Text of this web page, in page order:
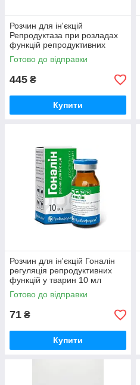
Розчин для ін'єкцій
Репродуктаза при розладах
функцій репродуктивних
органів 100 мл Бровафарма
Готово до відправки
445 ₴
Купити
Розчин для ін'єкцій Гоналін
регуляція репродуктивних
функцій у тварин 10 мл
Бровафарма
Готово до відправки
71 ₴
Купити